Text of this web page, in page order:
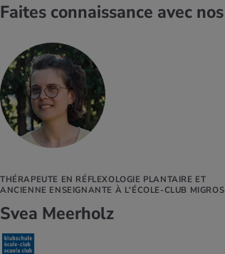
Faites connaissance avec nos
THÉRAPEUTE EN RÉFLEXOLOGIE PLANTAIRE ET
ANCIENNE ENSEIGNANTE À L'ÉCOLE-CLUB MIGROS
Svea Meerholz